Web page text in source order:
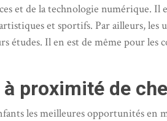
et de la technologie numérique. Il
et sportifs. Par ailleurs, les
études. Il en est de même pour les
proximité de
les meilleures opportunités en